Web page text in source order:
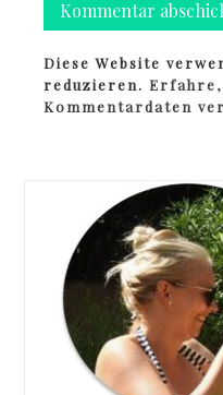
Diese Website
reduzieren.Erfahre,
Kommentardaten